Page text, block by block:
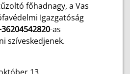
főhadnagy, a Vas
Igazgatóság
-as
szíveskedjenek.